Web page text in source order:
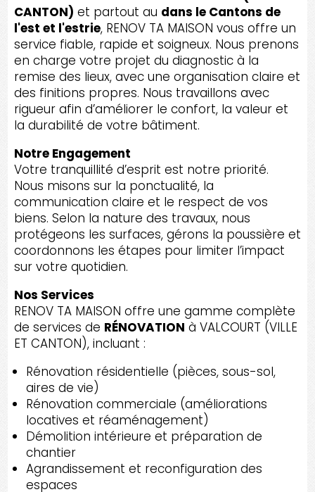
CANTON) et partout au dans le Cantons de
l'est et l'estrie, RENOV TA MAISON vous offre un
service fiable, rapide et soigneux. Nous prenons
en charge votre projet du diagnostic à la
remise des lieux, avec une organisation claire et
des finitions propres. Nous travaillons avec
rigueur afin d’améliorer le confort, la valeur et
la durabilité de votre bâtiment.
Notre Engagement
Votre tranquillité d’esprit est notre priorité.
Nous misons sur la ponctualité, la
communication claire et le respect de vos
biens. Selon la nature des travaux, nous
protégeons les surfaces, gérons la poussière et
coordonnons les étapes pour limiter l’impact
sur votre quotidien.
Nos Services
RENOV TA MAISON offre une gamme complète
de services de RÉNOVATION à VALCOURT (VILLE
ET CANTON), incluant :
Rénovation résidentielle (pièces, sous-sol,
aires de vie)
Rénovation commerciale (améliorations
locatives et réaménagement)
Démolition intérieure et préparation de
chantier
Agrandissement et reconfiguration des
espaces